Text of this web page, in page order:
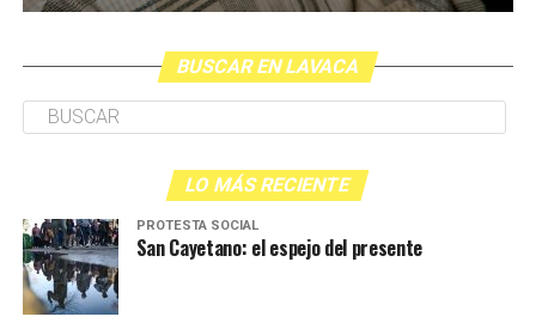
BUSCAR EN LAVACA
LO MÁS RECIENTE
PROTESTA SOCIAL
San Cayetano: el espejo del presente